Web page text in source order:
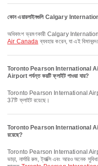
কোন এয়ারলাইনগুলি Calgary
অধিকাংশ ভ্রমণকারী Calgary
Air Canada ব্যবহার করেন, যা এই
Toronto Pearson International
Airport পর্যন্ত কয়টি ফ্লাইট পাওয়া যায়?
Toronto Pearson International Airport থেকে Calgary International Airport পর্যন্ত
37টি ফ্লাইট রয়েছে।
Toronto Pearson International Airport-
রয়েছে?
Toronto Pearson International Airport আপনার ভ্রমণ অভিজ্ঞতা আরও ভালো করতে গাড়ি
ভাড়া, নার্সারি রুম, ট্যাক্সি এবং আরও অনেক